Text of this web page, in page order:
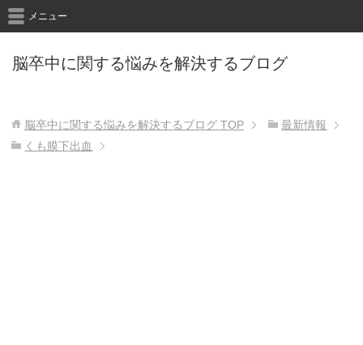
脳卒中に関する悩みを解決するブログ
メニュー
脳卒中に関する悩みを解決するブログ TOP
最新情報
くも膜下出血